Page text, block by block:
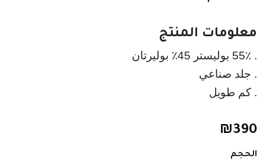
معلومات المنتج
. كم طويل
₪390
الحجم